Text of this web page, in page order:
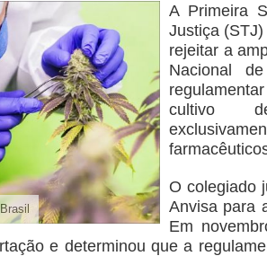
A Primeira
Justiça
rejeitar a
Nacional
cultivo
O colegiado
Anvisa para
Em
e determinou que a